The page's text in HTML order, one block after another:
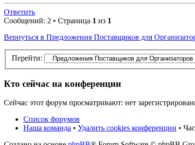
Ответить
Сообщений: 2 • Страница 1 из 1
Вернуться в Предложения Поставщиков для
Перейти:
Кто сейчас на конференции
Сейчас этот форум просматривают: нет
Список форумов
Наша команда • Удалить cookies конференции •